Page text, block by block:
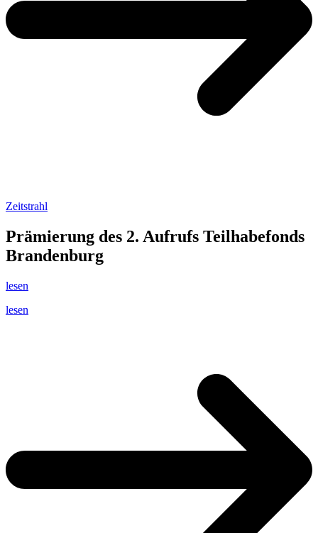
Zeitstrahl
Prämierung des 2. Aufrufs Teilhabefonds
Brandenburg
lesen
lesen